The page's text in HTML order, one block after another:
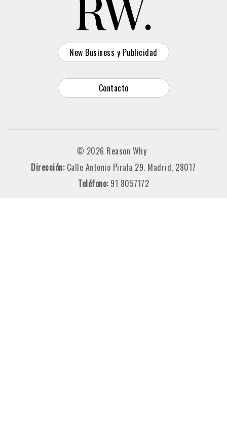
New Business y Publicidad
Contacto
© 2026 Reason Why
Dirección: Calle Antonio Pirala 29. Madrid, 28017
Teléfono: 91 8057172